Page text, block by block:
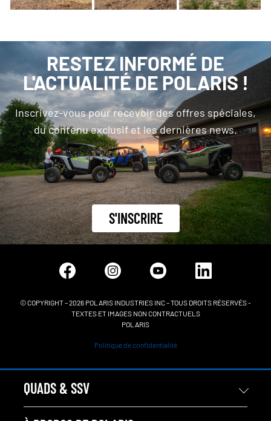
RESTEZ INFORMÉ DE
L'ACTUALITÉ DE POLARIS !
Inscrivez-vous pour recevoir des offres spéciales,
du contenu exclusif et les dernières news.
S'INSCRIRE
© COPYRIGHT – 2026 POLARIS INDUSTRIES INC – TOUS DROITS RÉSERVÉS -
TEXTES ET IMAGES NON CONTRACTUELS
POLARIS
Politique de confidentialité
QUADS & SSV